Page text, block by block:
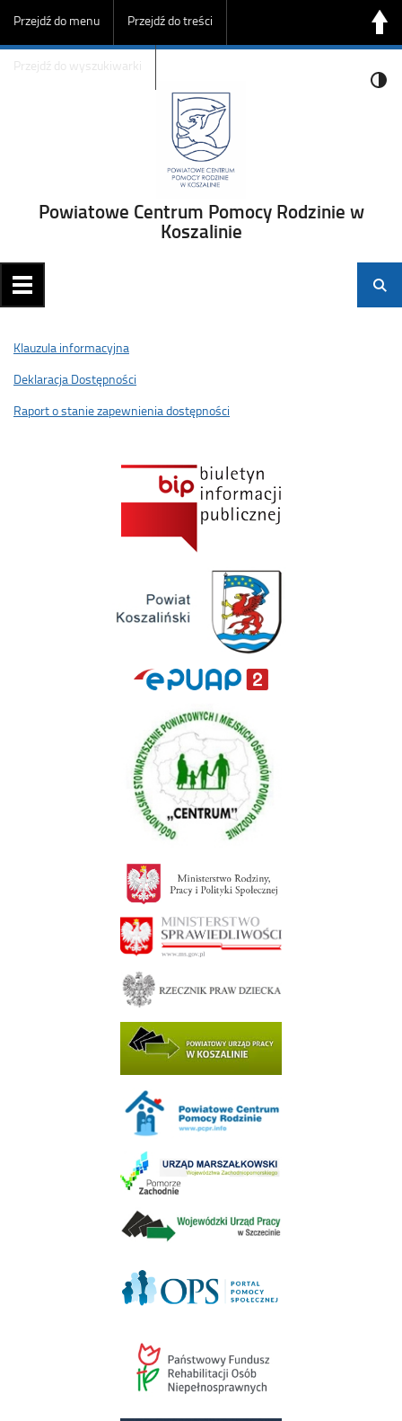
Przejdź do menu Przejdź do treści
Przejdź do wyszukiwarki
Powiatowe Centrum Pomocy Rodzinie w
Koszalinie
Klauzula informacyjna
Deklaracja Dostępności
Raport o stanie zapewnienia dostępności